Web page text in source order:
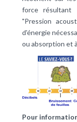
force résultant
"Pression
d'énergie
ou absorption et
Pour